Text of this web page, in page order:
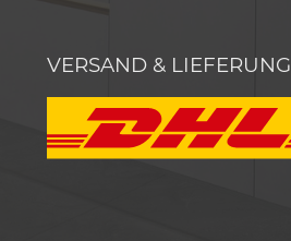
VERSAND & LIEFERUNG